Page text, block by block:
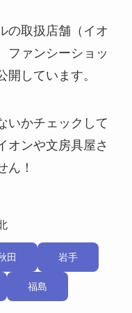
の取扱店舗（イオ
ファンシーショッ
しています。
いかチェックして
オンや文房具屋さ
ん！
田 岩手
福島